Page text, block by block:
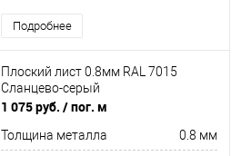
Подробнее
Плоский лист 0.8мм RAL 7015
Сланцево-серый
1 075 руб. / пог. м
Толщина металла 0.8 мм